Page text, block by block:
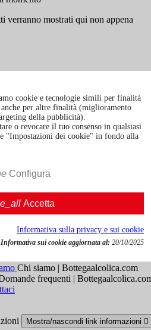
verranno mostrati qui non appena
momenti. A questo scopo, cerca le
Mostra/nascondi link chi siamo
Chi siamo | Bottegaalcolica.com
frequenti |
Mostra/nascondi link informazioni 
cookie e tecnologie simili per finalità
per altre finalità (miglioramento
della pubblicità).
o revocare il tuo consenso in qualsiasi
"Impostazioni dei cookie" in fondo alla
Configura
Accetta
Informativa sulla privacy e sui cookie
Informativa sui cookie aggiornata al: 20/10/2025